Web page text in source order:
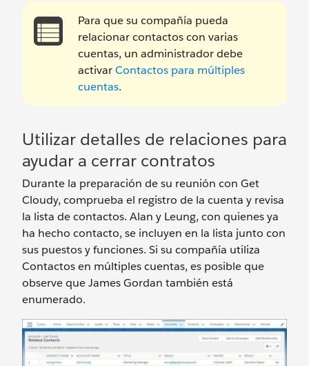
Para que su compañía pueda
relacionar contactos con varias
cuentas, un administrador debe
activarContactos para múltiples
cuentas.
Utilizar detalles de relaciones para
ayudar a cerrar contratos
Durante la preparación de su reunión con Get
Cloudy, comprueba el registro de la cuenta y revisa
la lista de contactos. Alan y Leung, con quienes ya
ha hecho contacto, se incluyen en la lista junto con
sus puestos y funciones. Si su compañía utiliza
Contactos en múltiples cuentas, es posible que
observe que James Gordan también está
enumerado.